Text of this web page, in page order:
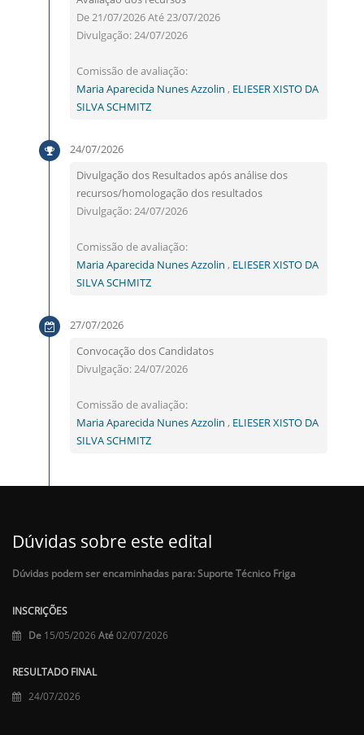
De 21/07/2026 Até 23/07/2026
Divulgação: 24/07/2026
Comissão de avaliação:
Maria Aparecida Nunes Azzolin , ELIESER XISTO DA
SILVA SCHMITZ
24/07/2026
Divulgação dos Resultados após análise dos
recursos/homologação dos resultados
Divulgação: 24/07/2026
Comissão de avaliação:
Maria Aparecida Nunes Azzolin , ELIESER XISTO DA
SILVA SCHMITZ
27/07/2026
Convocação dos Candidatos
Divulgação: 24/07/2026
Comissão de avaliação:
Maria Aparecida Nunes Azzolin , ELIESER XISTO DA
SILVA SCHMITZ
Dúvidas sobre este edital
Dúvidas podem ser encaminhadas para: Suporte Técnico Friga
INSCRIÇÕES
De 15/05/2026 Até02/07/2026
RESULTADO FINAL
24/07/2026